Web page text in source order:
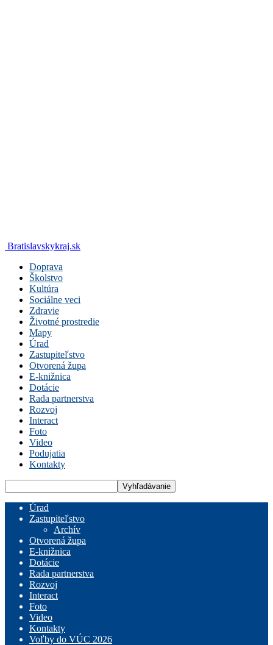
Bratislavskykraj.sk
Doprava
Školstvo
Kultúra
Sociálne veci
Zdravie
Životné prostredie
Mapy
Úrad
Zastupiteľstvo
Otvorená župa
E-knižnica
Dotácie
Rada partnerstva
Rozvoj
Interact
Foto
Video
Podujatia
Kontakty
Úrad
Zastupiteľstvo
Archív
Otvorená župa
E-knižnica
Dotácie
Rada partnerstva
Rozvoj
Interact
Foto
Video
Kontakty
Voľby do VÚC 2026